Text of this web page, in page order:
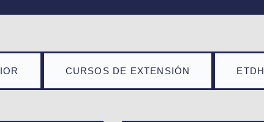
CURSOS DE EXTENSIÓN ETDH